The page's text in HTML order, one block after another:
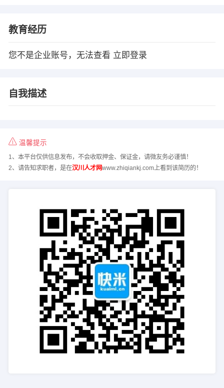
教育经历
您不是企业账号，无法查看 立即登录
自我描述
温馨提示
1、本平台仅供信息发布，不会收取押金、保证金，请微友务必谨慎！
2、请告知求职者，是在汉川人才网www.zhiqiankj.com上看到该简历的！